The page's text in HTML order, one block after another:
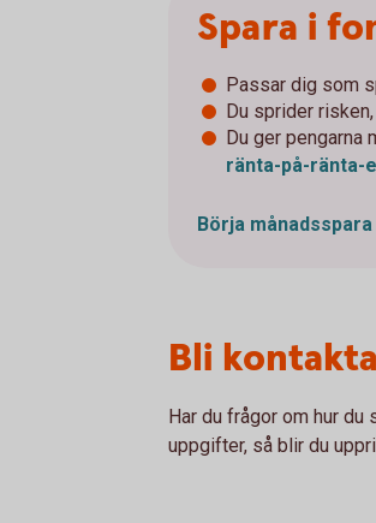
Spara i
Passar dig som
Du sprider
Du ger pengarna
ränta-på-ränta-
Börja månadsspara
Bli
Har du frågor om hur
uppgifter, så blir du